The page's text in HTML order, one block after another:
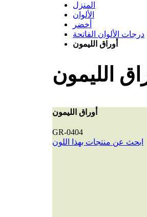
المنزل
الألوان
أخضر
درجات الألوان الفاتحة
أوراق الليمون
أوراق الليمون
GR-0404
ابحث عن منتجات بهذا اللون